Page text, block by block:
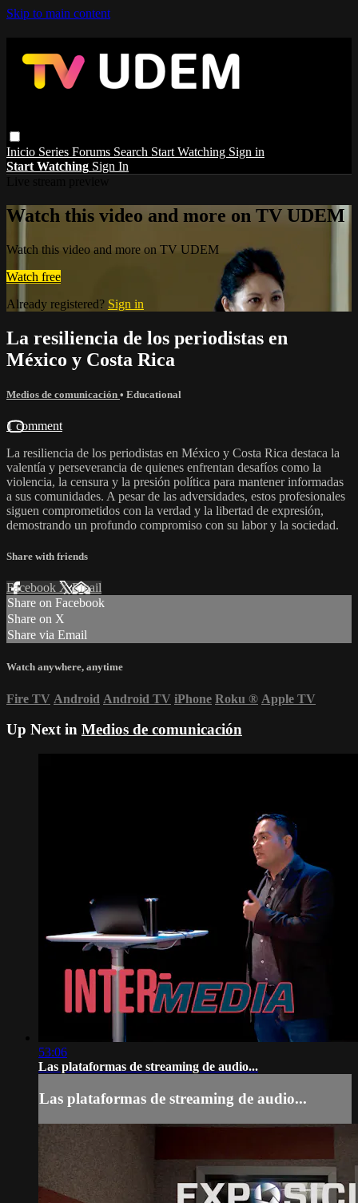
Skip to main content
Inicio Series Forums Search Start Watching Sign in
Start Watching Sign In
Watch this video and more on TV UDEM
Watch this video and more on TV UDEM
Watch free
Already registered? Sign in
La resiliencia de los periodistas en
México y Costa Rica
Medios de comunicación • Educational
1 comment
La resiliencia de los periodistas en México y Costa Rica destaca la
valentía y perseverancia de quienes enfrentan desafíos como la
violencia, la censura y la presión política para mantener informadas
a sus comunidades. A pesar de las adversidades, estos profesionales
siguen comprometidos con la verdad y la libertad de expresión,
demostrando un profundo compromiso con su labor y la sociedad.
Share with friends
Facebook XEmail
Share on Facebook
Share on X
Share via Email
Watch anywhere, anytime
Fire TV Android Android TV iPhone Roku ® Apple TV
Up Next in Medios de comunicación
53:06
Las plataformas de streaming de audio...
Las plataformas de streaming de audio...